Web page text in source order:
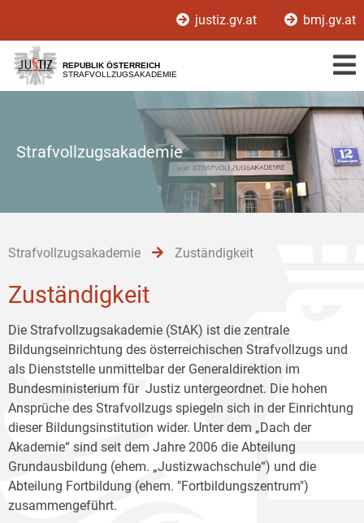
[1]
[2]
[3]
justiz.gv.at bmj.gv.at
REPUBLIK ÖSTERREICH
STRAFVOLLZUGSAKADEMIE
Strafvollzugsakademie
Strafvollzugsakademie Zuständigkeit
Zuständigkeit
Die Strafvollzugsakademie (StAK) ist die zentrale
Bildungseinrichtung des österreichischen Strafvollzugs und
als Dienststelle unmittelbar der Generaldirektion im
Bundesministerium für Justiz untergeordnet. Die hohen
Ansprüche des Strafvollzugs spiegeln sich in der Einrichtung
dieser Bildungsinstitution wider. Unter dem „Dach der
Akademie“ sind seit dem Jahre 2006 die Abteilung
Grundausbildung (ehem. „Justizwachschule“) und die
Abteilung Fortbildung (ehem. "Fortbildungszentrum")
zusammengeführt.